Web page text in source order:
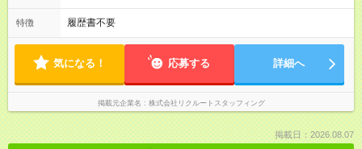
特徴 履歴書不要
気になる！ 応募する 詳細へ
掲載元企業名 株式会社リクルートスタッフィング
掲載日：2026.08.07